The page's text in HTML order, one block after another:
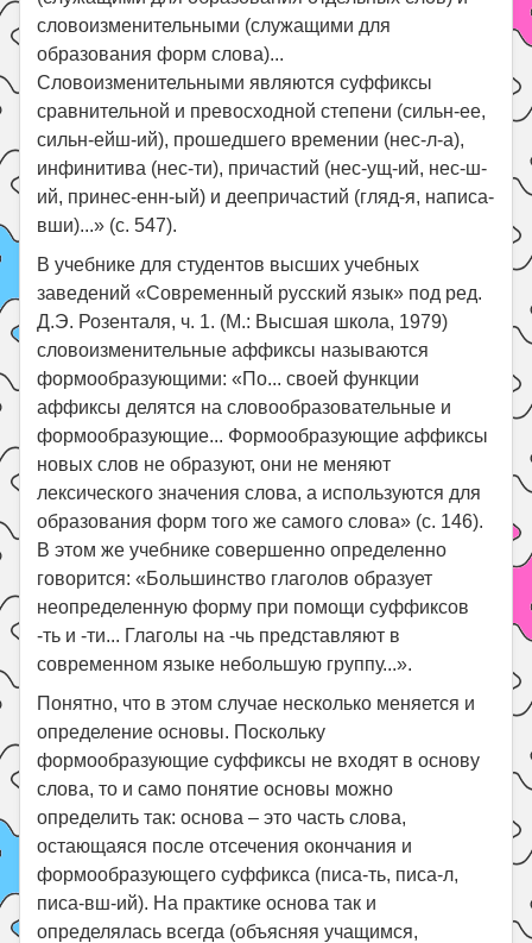
словоизменительными (служащими для
образования форм слова)...
Словоизменительными являются суффиксы
сравнительной и превосходной степени (сильн-ее,
сильн-ейш-ий), прошедшего времении (нес-л-а),
инфинитива (нес-ти), причастий (нес-ущ-ий, нес-ш-
ий, принес-енн-ый) и деепричастий (гляд-я, написа-
вши)...» (с. 547).
В учебнике для студентов высших учебных
заведений «Современный русский язык» под ред.
Д.Э. Розенталя, ч. 1. (М.: Высшая школа, 1979)
словоизменительные аффиксы называются
формообразующими: «По... своей функции
аффиксы делятся на словообразовательные и
формообразующие... Формообразующие аффиксы
новых слов не образуют, они не меняют
лексического значения слова, а используются для
образования форм того же самого слова» (с. 146).
В этом же учебнике совершенно определенно
говорится: «Большинство глаголов образует
неопределенную форму при помощи суффиксов
-ть и -ти... Глаголы на -чь представляют в
современном языке небольшую группу...».
Понятно, что в этом случае несколько меняется и
определение основы. Поскольку
формообразующие суффиксы не входят в основу
слова, то и само понятие основы можно
определить так: основа – это часть слова,
остающаяся после отсечения окончания и
формообразующего суффикса (писа-ть, писа-л,
писа-вш-ий). На практике основа так и
определялась всегда (объясняя учащимся,